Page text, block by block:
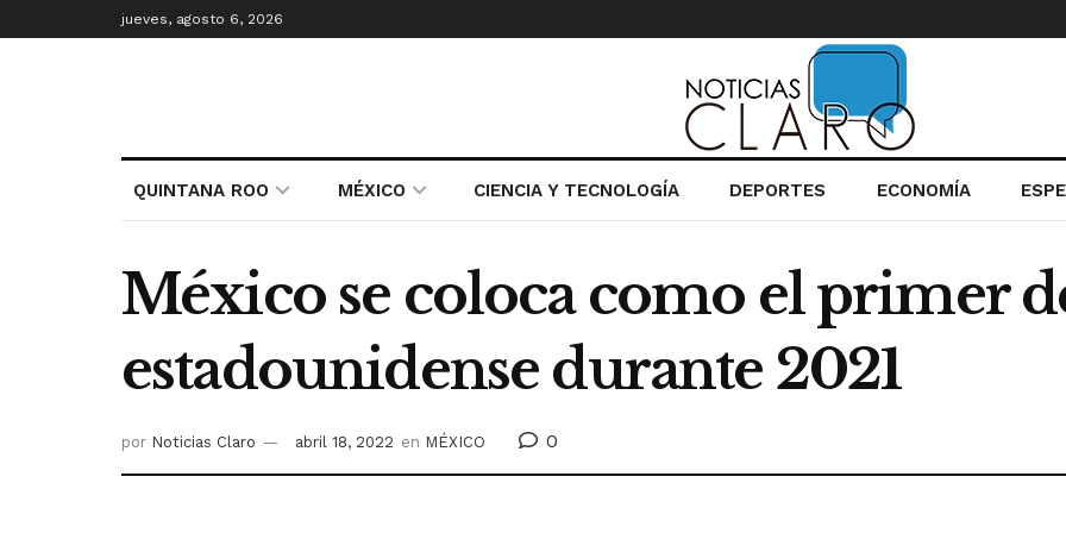
jueves, agosto 6, 2026
QUINTANA ROO MÉXICO CIENCIA Y TECNOLOGÍA DEPORTES ECONOMÍA
México se coloca como el primer
estadounidense durante 2021
por Noticias Claro abril 18, 2022 en MÉXICO 0